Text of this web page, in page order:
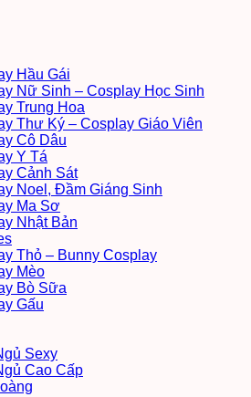
Hầu Gái
Nữ Sinh – Cosplay Học Sinh
Trung Hoa
Thư Ký – Cosplay Giáo Viên
Cô Dâu
Y Tá
Cảnh Sát
Noel, Đầm Giáng Sinh
Ma Sơ
Nhật Bản
Thỏ – Bunny Cosplay
Mèo
Bò Sữa
Gấu
Sexy
Cao Cấp